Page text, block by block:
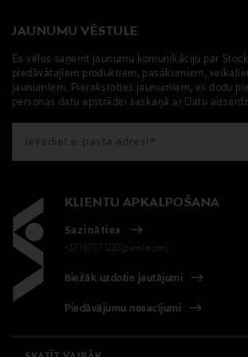
JAUNUMU VĒSTULE
Es vēlos saņemt jaunumu komunikāciju par
piedāvātajiem produktiem, pasākumiem,
jaunumiem. Pierakstoties jaunumiem, es dodu
personas datu apstrādei saskaņā ar Datu
KLIENTU APKALPOŠANA
Sazināties
+371 67071222(pvm/mpm)
Biežāk uzdotie jautājumi
Piedāvājumu nosacījumi